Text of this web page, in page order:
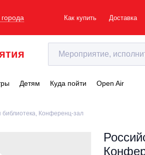
Как купить Доставка
Детям Куда пойти Open Air
библиотека, Конференц-зал